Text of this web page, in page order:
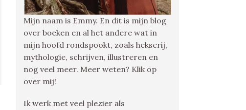
Mijn naam is Emmy. En dit is mijn blog
over boeken en al het andere wat in
mijn hoofd rondspookt, zoals hekserij,
mythologie, schrijven, illustreren en
nog veel meer. Meer weten? Klik op
over mij!
Ik werk met veel plezier als